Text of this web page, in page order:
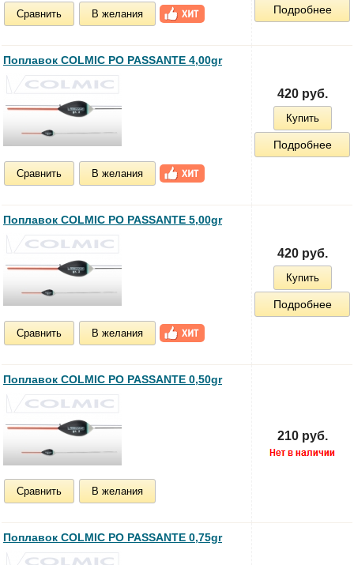
Сравнить В желания Подробнее
Поплавок COLMIC PO PASSANTE 4,00gr
Сравнить В желания
420 руб.
Купить
Подробнее
Поплавок COLMIC PO PASSANTE 5,00gr
Сравнить В желания
420 руб.
Купить
Подробнее
Поплавок COLMIC PO PASSANTE 0,50gr
Сравнить В желания
210 руб.
Поплавок COLMIC PO PASSANTE 0,75gr